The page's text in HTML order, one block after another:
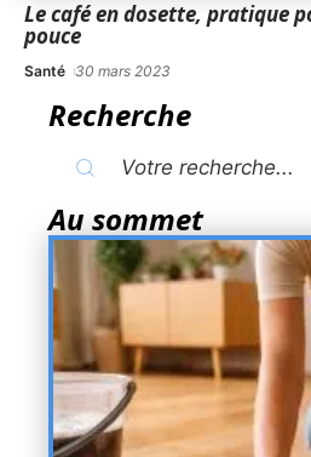
Le café en dosette, pratique
pouce
Santé 30 mars 2023
Recherche
Au sommet